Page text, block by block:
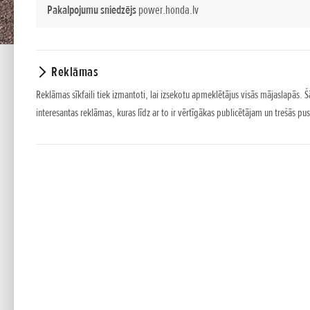
Pakalpojumu sniedzējspower.honda.lv
Reklāmas
Reklāmas sīkfaili tiek izmantoti, lai izsekotu apmeklētājus visās mājaslapās.
interesantas reklāmas, kuras līdz ar to ir vērtīgākas publicētājam un trešās
EU 30 iS
Cenas, standarta aprīkojums un papildaprīkojuma izvēle ir tikai